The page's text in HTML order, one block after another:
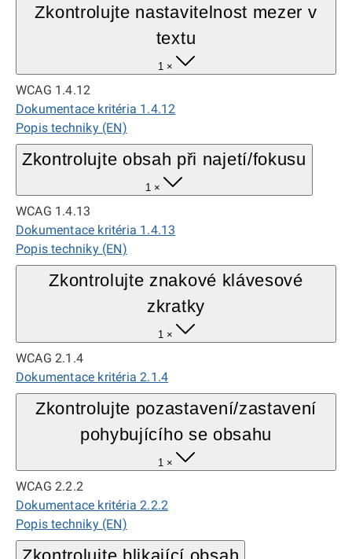
Zkontrolujte nastavitelnost mezer v
textu
1 ×
WCAG 1.4.12
Dokumentace kritéria 1.4.12
Popis techniky (EN)
Zkontrolujte obsah při najetí/fokusu
1 ×
WCAG 1.4.13
Dokumentace kritéria 1.4.13
Popis techniky (EN)
Zkontrolujte znakové klávesové
zkratky
1 ×
WCAG 2.1.4
Dokumentace kritéria 2.1.4
Zkontrolujte pozastavení/zastavení
pohybujícího se obsahu
1 ×
WCAG 2.2.2
Dokumentace kritéria 2.2.2
Popis techniky (EN)